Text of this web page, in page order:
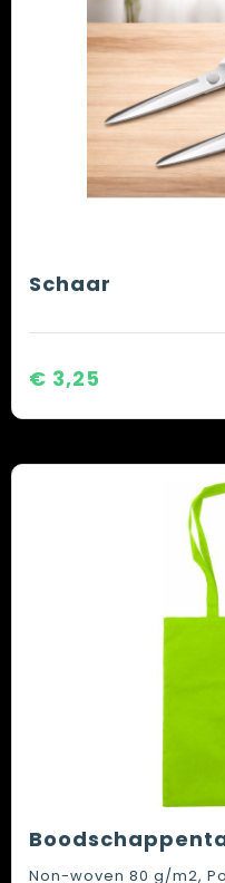
Schaar
€ 3,25
Non-woven 80 g/m2,